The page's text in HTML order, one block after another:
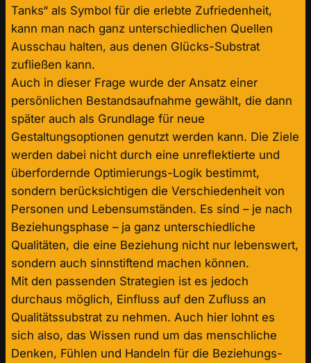
Tanks“ als Symbol für die erlebte Zufriedenheit,
kann man nach ganz unterschiedlichen Quellen
Ausschau halten, aus denen Glücks-Substrat
zufließen kann.
Auch in dieser Frage wurde der Ansatz einer
persönlichen Bestandsaufnahme gewählt, die dann
später auch als Grundlage für neue
Gestaltungsoptionen genutzt werden kann. Die Ziele
werden dabei nicht durch eine unreflektierte und
überfordernde Optimierungs-Logik bestimmt,
sondern berücksichtigen die Verschiedenheit von
Personen und Lebensumständen. Es sind – je nach
Beziehungsphase – ja ganz unterschiedliche
Qualitäten, die eine Beziehung nicht nur lebenswert,
sondern auch sinnstiftend machen können.
Mit den passenden Strategien ist es jedoch
durchaus möglich, Einfluss auf den Zufluss an
Qualitätssubstrat zu nehmen. Auch hier lohnt es
sich also, das Wissen rund um das menschliche
Denken, Fühlen und Handeln für die Beziehungs-